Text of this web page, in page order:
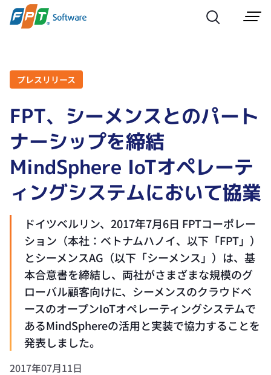
プレスリリース
FPT、シーメンスとのパート
ナーシップを締結
MindSphere IoTオペレーテ
ィングシステムにおいて協業
ドイツベルリン、2017年7月6日 FPTコーポレー
ション（本社：ベトナムハノイ、以下「FPT」）
とシーメンスAG（以下「シーメンス」）は、基
本合意書を締結し、両社がさまざまな規模のグ
ローバル顧客向けに、シーメンスのクラウドベ
ースのオープンIoTオペレーティングシステムで
あるMindSphereの活用と実装で協力することを
発表しました。
2017年07月11日